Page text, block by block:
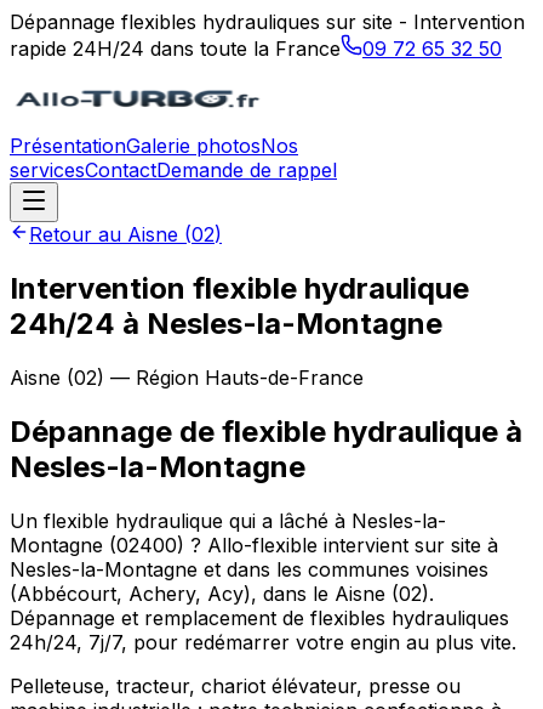
Dépannage flexibles hydrauliques sur site - Intervention
rapide 24H/24 dans toute la France
09 72 65 32 50
PrésentationGalerie photosNos
servicesContactDemande de rappel
Retour au Aisne (02)
Intervention flexible hydraulique
24h/24 à Nesles-la-Montagne
Aisne (02) — Région Hauts-de-France
Dépannage de flexible hydraulique à
Nesles-la-Montagne
Un flexible hydraulique qui a lâché à Nesles-la-
Montagne (02400) ? Allo-flexible intervient sur site à
Nesles-la-Montagne et dans les communes voisines
(Abbécourt, Achery, Acy), dans le Aisne (02).
Dépannage et remplacement de flexibles hydrauliques
24h/24, 7j/7, pour redémarrer votre engin au plus vite.
Pelleteuse, tracteur, chariot élévateur, presse ou